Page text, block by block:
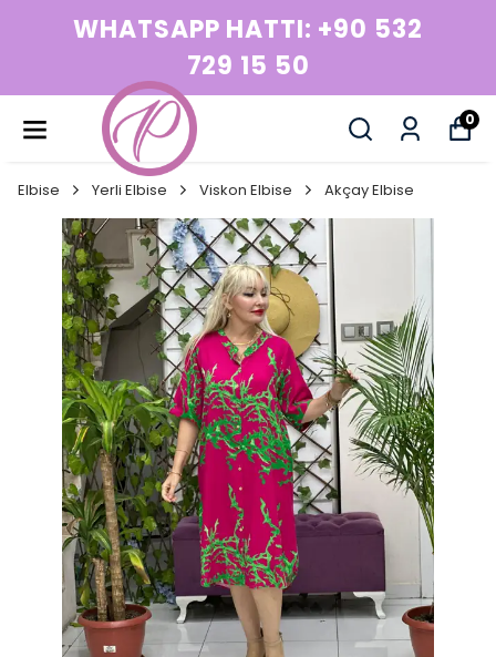
WHATSAPP HATTI: +90 532
729 15 50
0
Elbise Yerli Elbise Viskon Elbise Akçay Elbise